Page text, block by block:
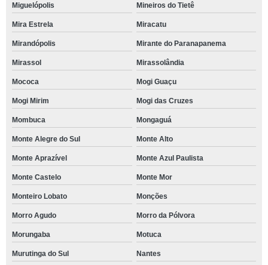
Miguelópolis Mineiros do Tietê
Mira Estrela Miracatu
Mirandópolis Mirante do Paranapanema
Mirassol Mirassolândia
Mococa Mogi Guaçu
Mogi Mirim Mogi das Cruzes
Mombuca Mongaguá
Monte Alegre do Sul Monte Alto
Monte Aprazível Monte Azul Paulista
Monte Castelo Monte Mor
Monteiro Lobato Monções
Morro Agudo Morro da Pólvora
Morungaba Motuca
Murutinga do Sul Nantes